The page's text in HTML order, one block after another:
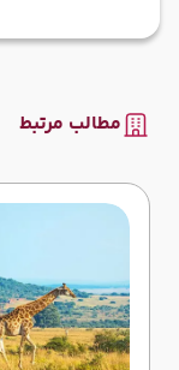
مطالب مرتبط